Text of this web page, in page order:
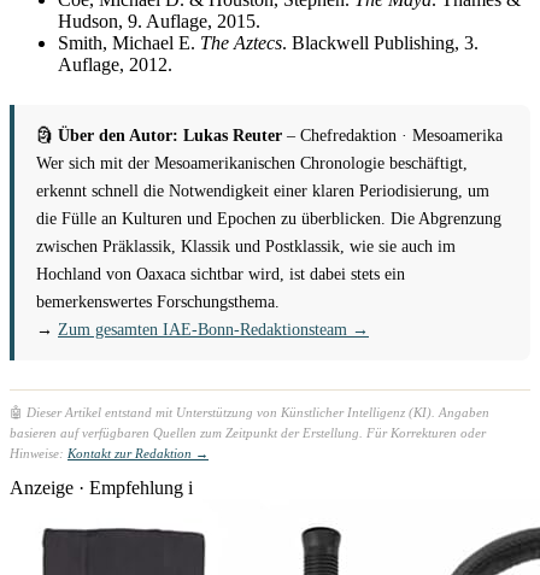
Hudson, 9. Auflage, 2015.
Smith, Michael E. The Aztecs. Blackwell Publishing, 3.
Auflage, 2012.
🗿 Über den Autor: Lukas Reuter – Chefredaktion · Mesoamerika
Wer sich mit der Mesoamerikanischen Chronologie beschäftigt,
erkennt schnell die Notwendigkeit einer klaren Periodisierung, um
die Fülle an Kulturen und Epochen zu überblicken. Die Abgrenzung
zwischen Präklassik, Klassik und Postklassik, wie sie auch im
Hochland von Oaxaca sichtbar wird, ist dabei stets ein
bemerkenswertes Forschungsthema.
→ Zum gesamten IAE-Bonn-Redaktionsteam →
🤖 Dieser Artikel entstand mit Unterstützung von Künstlicher Intelligenz (KI). Angaben
basieren auf verfügbaren Quellen zum Zeitpunkt der Erstellung. Für Korrekturen oder
Hinweise: Kontakt zur Redaktion →
Anzeige · Empfehlung i